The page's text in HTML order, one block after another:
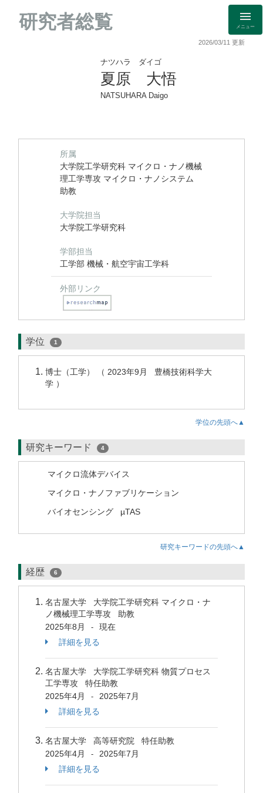
研究者総覧 メニュー
2026/03/11 更新
ナツハラ ダイゴ
夏原 大悟
NATSUHARA Daigo
所属
大学院工学研究科 マイクロ・ナノ機械
理工学専攻 マイクロ・ナノシステム
助教
大学院担当
大学院工学研究科
学部担当
工学部 機械・航空宇宙工学科
外部リンク
学位 1
博士（工学） （ 2023年9月 豊橋技術科学大
学 ）
学位の先頭へ▲
研究キーワード 4
マイクロ流体デバイス
マイクロ・ナノファブリケーション
バイオセンシング
µTAS
研究キーワードの先頭へ▲
経歴 6
名古屋大学 大学院工学研究科 マイクロ・ナ
ノ機械理工学専攻 助教
2025年8月
-
現在
詳細を見る
名古屋大学 大学院工学研究科 物質プロセス
工学専攻 特任助教
2025年4月
-
2025年7月
詳細を見る
名古屋大学 高等研究院 特任助教
2025年4月
-
2025年7月
詳細を見る